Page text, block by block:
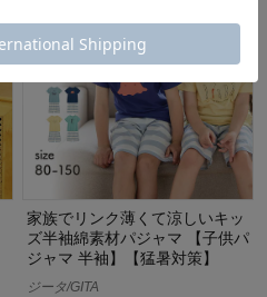
家族でリンク薄くて涼しいキッ
ズ半袖綿素材パジャマ 【子供パ
ジャマ 半袖】【猛暑対策】
ジータ/GITA